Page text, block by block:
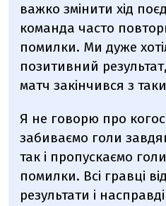
важко змінити хід
команда часто
помилки. Ми дуже
позитивний
матч закінчився з
Я не говорю про
забиваємо голи
так і пропускаємо
помилки. Всі гравці
результати і